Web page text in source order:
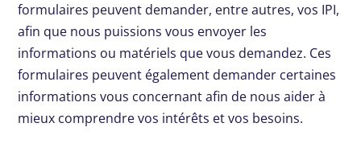
formulaires peuvent demander, entre autres, vos IPI,
afin que nous puissions vous envoyer les
informations ou matériels que vous demandez. Ces
formulaires peuvent également demander certaines
informations vous concernant afin de nous aider à
mieux comprendre vos intérêts et vos besoins.